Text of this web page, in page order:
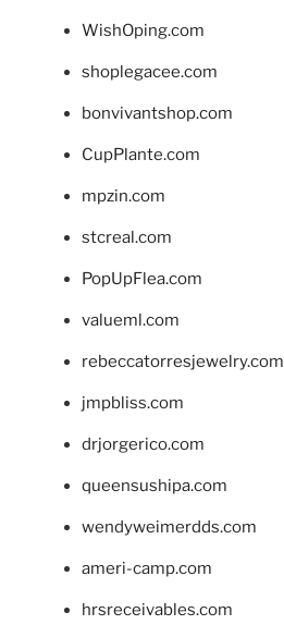
WishOping.com
shoplegacee.com
bonvivantshop.com
CupPlante.com
mpzin.com
stcreal.com
PopUpFlea.com
valueml.com
rebeccatorresjewelry.com
jmpbliss.com
drjorgerico.com
queensushipa.com
wendyweimerdds.com
ameri-camp.com
hrsreceivables.com